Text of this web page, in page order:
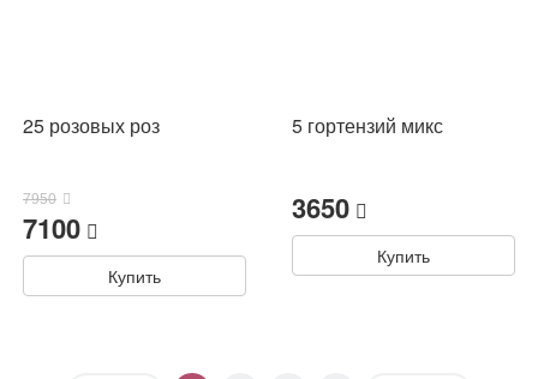
25 розовых роз
7950
7100
Купить
5 гортензий микс
3650
Купить